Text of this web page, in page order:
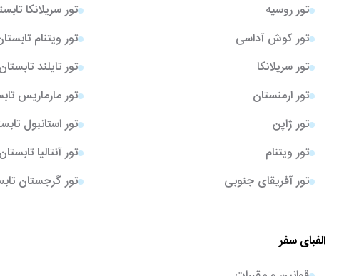
تور روسیه
تور کوش آداسی
تور سریلانکا
تور ارمنستان
تور ژاپن
تور ویتنام
تور آفریقای جنوبی
تور سریلانکا
تور ویتنام
تور تایلند تابستان
تور مارماریس
تور استانبول
تور آنتالیا تابستان
تور گرجستان
الفبای سفر